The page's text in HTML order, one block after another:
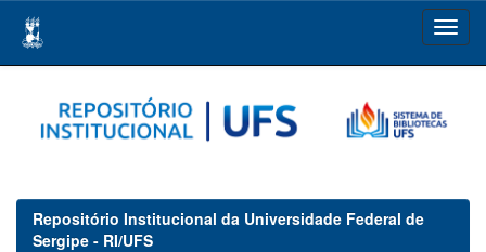
navigation
Repositório Institucional da Universidade Federal de
Sergipe - RI/UFS